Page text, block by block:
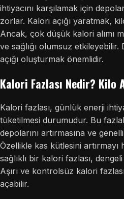
ihtiyacını karşılamak için
zorlar. Kalori açığı yaratmak,
Ancak, çok düşük kalori alımı
ve sağlığı olumsuz
açığı oluşturmak önemlidir.
Kalori Fazlası Nedir? Kilo
Kalori fazlası, günlük enerji
tüketilmesi durumudur. Bu
depolarını artırmasına ve
Özellikle kas kütlesini
sağlıklı bir kalori fazlası,
Aşırı ve kontrolsüz kalori
açabilir.